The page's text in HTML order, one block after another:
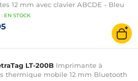
12 mm avec clavier ABCDE - Bleu
: EN STOCK
LT-200B Imprimante à
thermique mobile 12 mm Bluetooth